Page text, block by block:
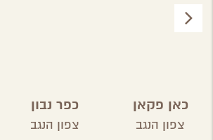
כאן פקאן
צפון הנגב
כפר נבון
צפון הנגב